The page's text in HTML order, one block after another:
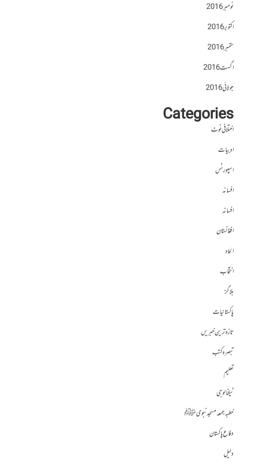
نومبر 2016
اکتوبر 2016
ستمبر 2016
اگست 2016
جولائی 2016
Categories
اختلافی نوٹ
ادبیات
اسپورٹس
افسانہ
افسانہ
افغانستان
الحاد
انتخاب
بلاگز
پاکستانیات
تازہ ترین خبریں
تبصرہ کتب
تعلیم
ٹیکنالوجی
خطبہ جمعہ مسجد نبوی ﷺ
دفاع پاکستان
دلیل